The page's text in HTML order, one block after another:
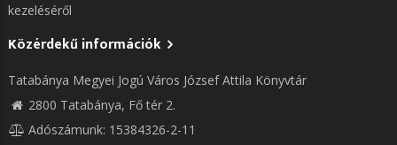
kezeléséről
Közérdekű információk
Tatabánya Megyei Jogú Város József Attila Könyvtár
2800 Tatabánya, Fő tér 2.
Adószámunk: 15384326-2-11